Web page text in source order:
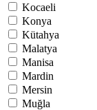
Kocaeli
Konya
Kütahya
Malatya
Manisa
Mardin
Mersin
Muğla